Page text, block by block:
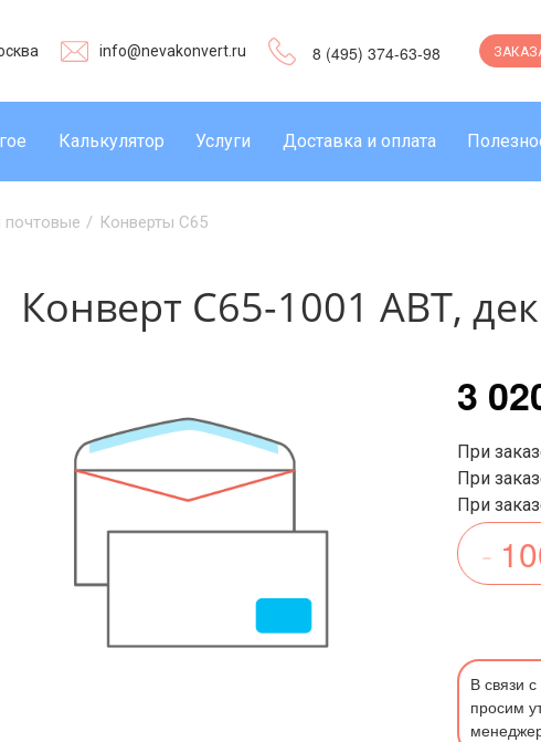
info@nevakonvert.ru 8 (495) 374-63-98
Калькулятор Услуги Доставка и оплата
почтовые / Конверты C65
Конверт С65-1001 АВТ,
3
При
При
При
В связи
просим
Да Выбрать город